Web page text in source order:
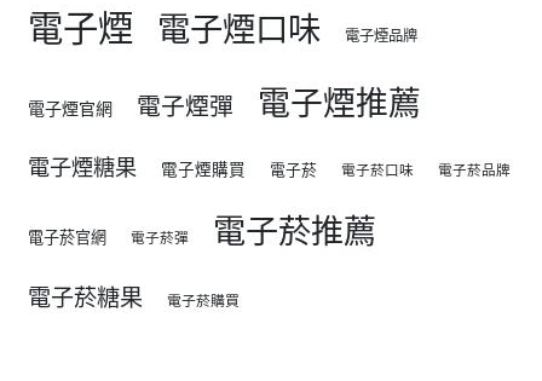
電子煙 電子煙口味 電子煙品牌
電子煙官網 電子煙彈 電子煙推薦
電子煙糖果 電子煙購買 電子菸 電子菸口味 電子菸品牌
電子菸官網 電子菸彈 電子菸推薦
電子菸糖果 電子菸購買